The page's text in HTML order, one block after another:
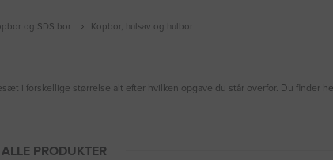
og SDS bor Kopbor, hulsav og hulbor
i forskellige størrelse alt efter hvilken opgave du står overfor. Du finder
ALLE PRODUKTER